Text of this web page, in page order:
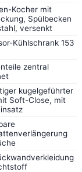
Kocher mit
Spülbecken
versenkt
Kühlschrank 153
zentral
kugelgeführter
Soft-Close, mit